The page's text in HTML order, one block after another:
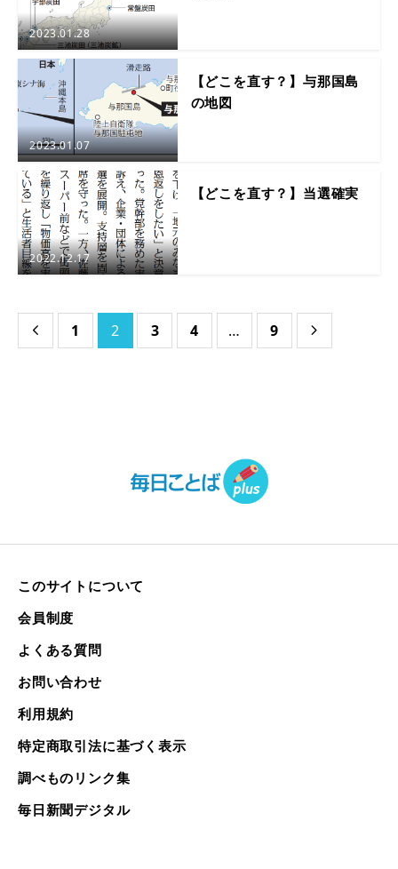
2023.01.28
2023.01.07
【どこを直す？】与那国島
の地図
2022.12.17
【どこを直す？】当選確実
 1 2 3 4 … 9 
このサイトについて
会員制度
よくある質問
お問い合わせ
利用規約
特定商取引法に基づく表示
調べものリンク集
毎日新聞デジタル